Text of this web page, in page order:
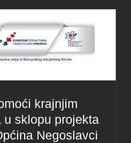
krajnjim
u sklopu projekta
Negoslavci